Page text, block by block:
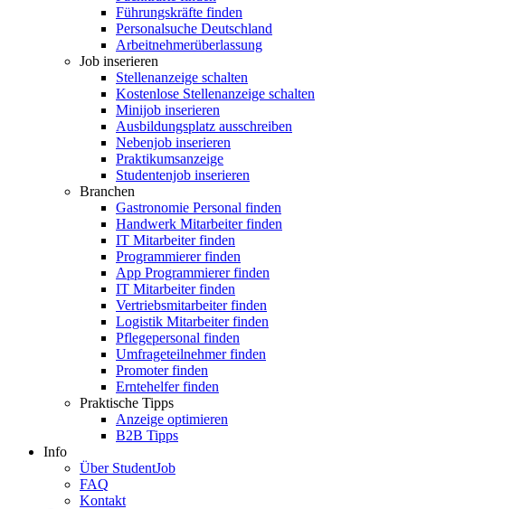
Führungskräfte finden
Personalsuche Deutschland
Arbeitnehmerüberlassung
Job inserieren
Stellenanzeige schalten
Kostenlose Stellenanzeige schalten
Minijob inserieren
Ausbildungsplatz ausschreiben
Nebenjob inserieren
Praktikumsanzeige
Studentenjob inserieren
Branchen
Gastronomie Personal finden
Handwerk Mitarbeiter finden
IT Mitarbeiter finden
Programmierer finden
App Programmierer finden
IT Mitarbeiter finden
Vertriebsmitarbeiter finden
Logistik Mitarbeiter finden
Pflegepersonal finden
Umfrageteilnehmer finden
Promoter finden
Erntehelfer finden
Praktische Tipps
Anzeige optimieren
B2B Tipps
Info
Über StudentJob
FAQ
Kontakt